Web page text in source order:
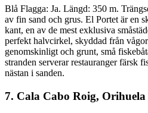
Blå Flagga: Ja. Längd: 350 m.
av fin sand och grus. El Portet är en
kant, en av de mest exklusiva
perfekt halvcirkel, skyddad från
genomskinligt och grunt, små
stranden serverar restauranger färsk
nästan i sanden.
7. Cala Cabo Roig, Orihuela